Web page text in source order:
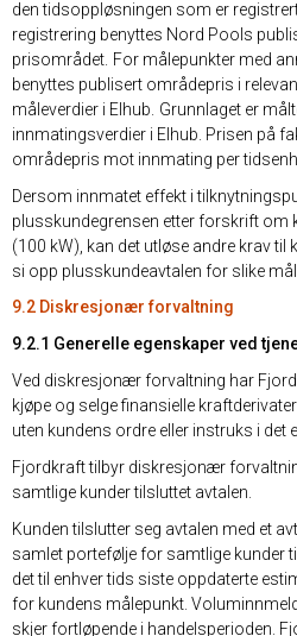
den tidsoppløsningen som er
registrering benyttes Nord Pools
prisområdet. For målepunkter med
benyttes publisert områdepris i
måleverdier i Elhub. Grunnlaget er
innmatingsverdier i Elhub. Prisen på
områdepris mot innmating per
Dersom innmatet effekt i
plusskundegrensen etter forskrift om
(100 kW), kan det utløse andre krav
si opp plusskundeavtalen for slike
9.2 Diskresjonær forvaltning
9.2.1 Generelle egenskaper ved
Ved diskresjonær forvaltning har
kjøpe og selge finansielle
uten kundens ordre eller instruks i det
Fjordkraft tilbyr diskresjonær
samtlige kunder tilsluttet avtalen.
Kunden tilslutter seg avtalen med et
samlet portefølje for samtlige kunder
det til enhver tids siste oppdaterte
for kundens målepunkt.
skjer fortløpende i handelsperioden.